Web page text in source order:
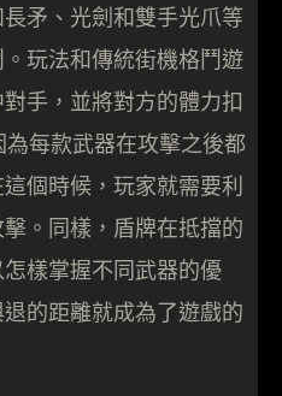
矛、光劍和雙手光爪等
玩法和傳統街機格鬥遊
手，並將對方的體力扣
每款武器在攻擊之後都
個時候，玩家就需要利
。同樣，盾牌在抵擋的
樣掌握不同武器的優
的距離就成為了遊戲的